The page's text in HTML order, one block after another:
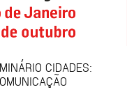
CIDADES: